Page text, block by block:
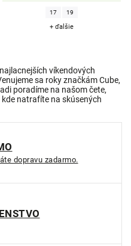
17 19
+ ďalšie
víkendových
sa roky značkám Cube,
poradíme na našom čete,
natrafíte na skúsených
dopravu zadarmo.